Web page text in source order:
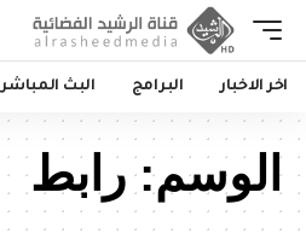
اخر الاخبار البرامج البث المباشر
الوسم:رابط